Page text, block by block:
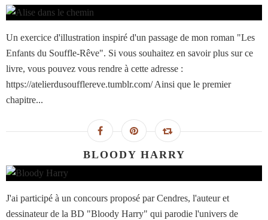
Un exercice d'illustration inspiré d'un passage de mon roman "Les
Enfants du Souffle-Rêve". Si vous souhaitez en savoir plus sur ce
livre, vous pouvez vous rendre à cette adresse :
https://atelierdusoufflereve.tumblr.com/ Ainsi que le premier
chapitre...
BLOODY HARRY
J'ai participé à un concours proposé par Cendres, l'auteur et
dessinateur de la BD "Bloody Harry" qui parodie l'univers de